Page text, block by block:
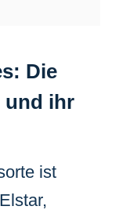
Die
und ihr
ist